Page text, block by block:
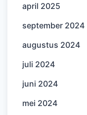
april 2025
september 2024
augustus 2024
juli 2024
juni 2024
mei 2024